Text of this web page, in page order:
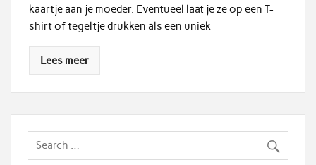
kaartje aan je moeder. Eventueel laat je ze op een T-
shirt of tegeltje drukken als een uniek
Lees meer